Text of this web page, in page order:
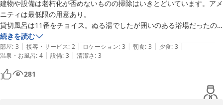
が（隣の部屋で何があったのかは不明）、短時間でも不安な気持ちで過
ごさなければならなかったのは残念でした。
せんでした。また、お部屋の露天風呂につきましても、洗い場や仕
切りに関するご意見をありがとうございます。今後の設備改善の参
考とさせていただきます。
さらに、お部屋のコンセントやドアの建て付けなど、設備面につき
ましてご不快な思いをさせてしまいましたこと、深くお詫び申し上
げます。館内には年数を重ねている部分もございますが、快適にお
過ごしいただけるよう、日々の点検・修繕をより徹底してまいりま
建物や設備は老朽化が否めないものの掃除はいきとどいています。アメ
ニティは最低限の用意あり。
貸切風呂は11番をチョイス。ぬる湯でしたが囲いのある浴場だったの
で寒さは半減、趣もあり選んで正解でした（他の貸切風呂からは悲鳴
が）。
ゲレンデが目の前なのでアクセス抜群。初心者でも安心のゲレンデでし
た。宿泊者はレンタル品の割引あり。
食事は夕食は懐石風、朝はビュッフェでクオリティとしては普通。
ホスピタリティは求めず、安くおさえたいスキー旅行にはアリだと思い
続きを読む
部屋: 3 | 接客・サービス: 2 | ロケーション: 3 | 朝食: 3 | 夕食: 3 |
温泉・お風呂: 4 | 設備: 3 | 清潔さ: 3
281